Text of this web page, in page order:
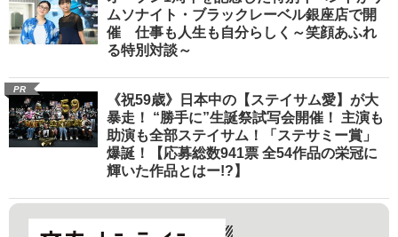
ムソナイト・ブラックレーベル銀座店で開
催 仕事も人生も自分らしく～笑顔あふれ
る特別対談～
PR
《祝59歳》日本中の【ステイサム愛】が大
暴走！ “勝手に”生誕祭試写会開催！ 主演も
助演も全部ステイサム！「ステサミー賞」
爆誕！【応募総数941票 全54作品の栄冠に
輝いた作品とはー!?】